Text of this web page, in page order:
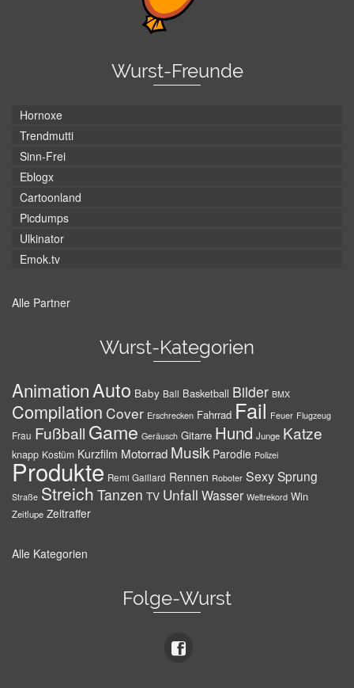
Wurst-Freunde
Hornoxe
Trendmutti
Sinn-Frei
Eblogx
Cartoonland
Picdumps
Ulkinator
Emok.tv
Alle Partner
Wurst-Kategorien
AnimationAuto Baby Ball Basketball Bilder BMX
Compilation Cover Erschrecken Fahrrad Fail Feuer Flugzeug
Frau Fußball Game Geräusch Gitarre Hund Junge Katze
knapp Kostüm Kurzfilm Motorrad Musik Parodie Polizei
Produkte Remi Gaillard Rennen Roboter SexySprung
Straße Streich Tanzen TV Unfall Wasser Weltrekord Win
Zeitlupe Zeitraffer
Alle Kategorien
Folge-Wurst